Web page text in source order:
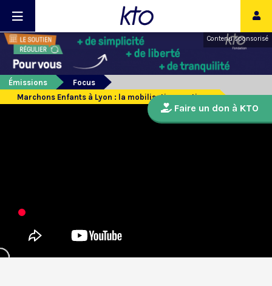
Contenu sponsorisé
Émissions
Focus
Marchons Enfants à Lyon : la mobilisation continue
Faire un don à KTO